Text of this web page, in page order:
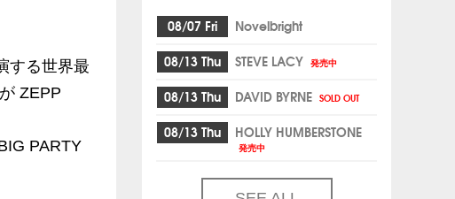
する世界最
ZEPP
PARTY
08/07 Fri
Novelbright
08/13 Thu
STEVE LACY 発売中
08/13 Thu DAVID BYRNE SOLD OUT
08/13 Thu HOLLY HUMBERSTONE
発売中